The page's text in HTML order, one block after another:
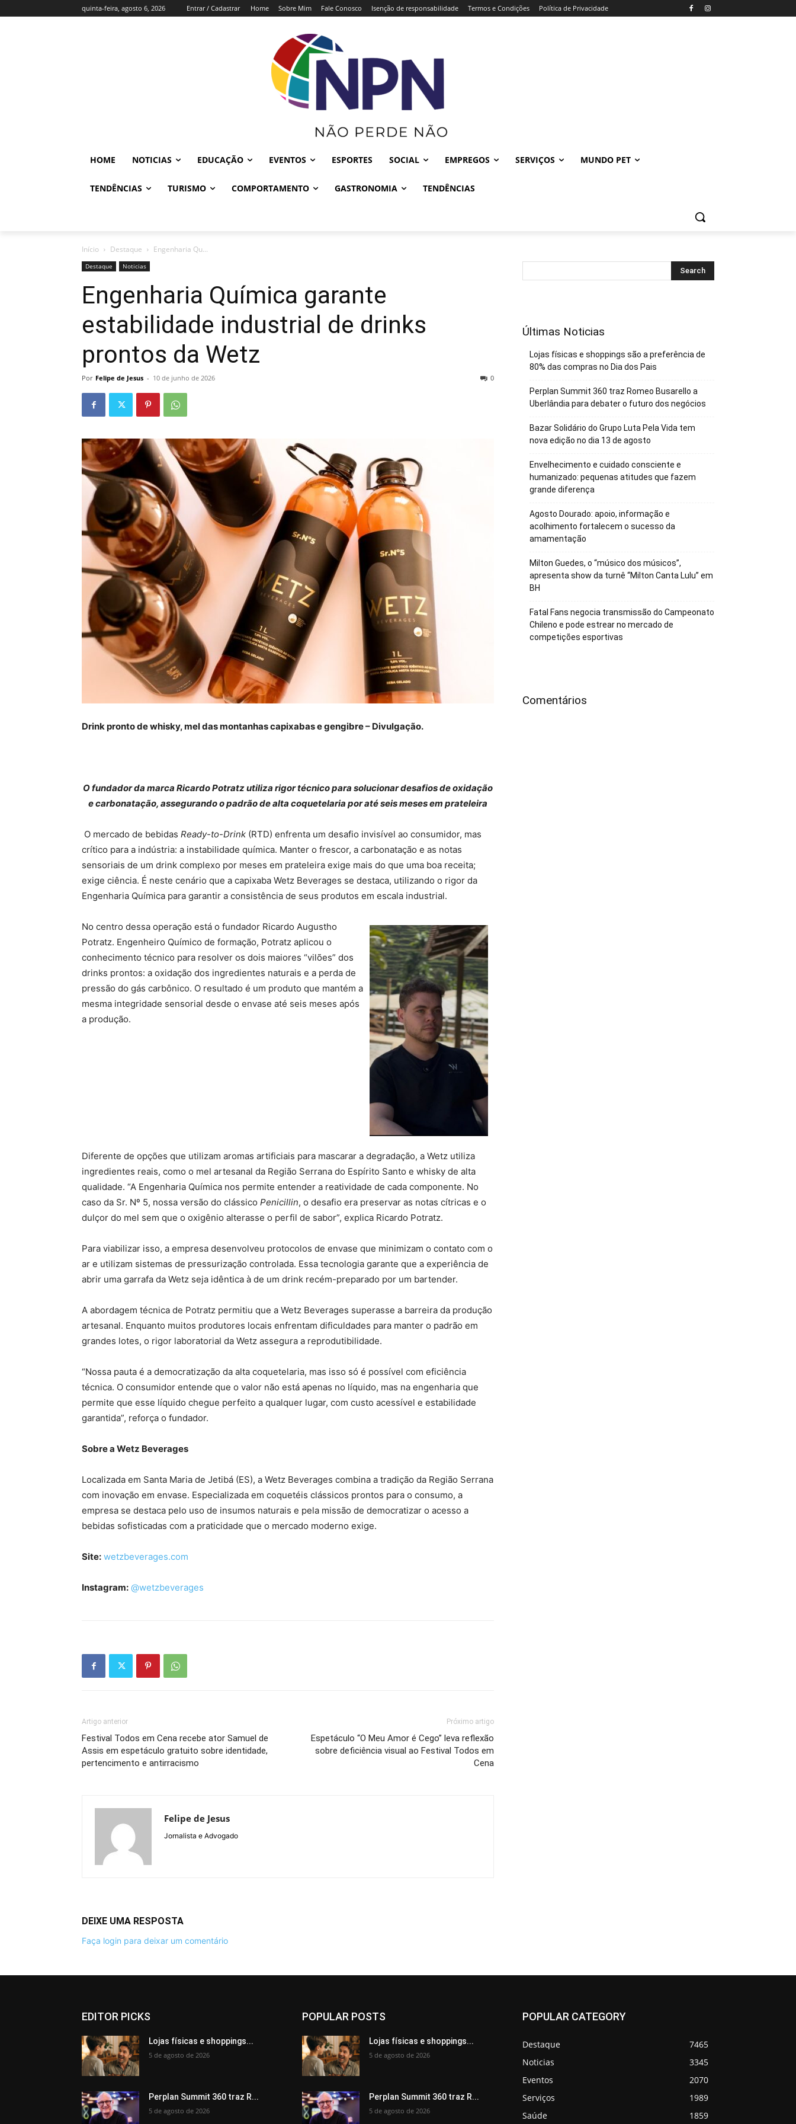
quinta-feira, agosto 6, 2026 Entrar / Cadastrar Home Sobre Mim Fale Conosco Isenção de responsabilidade Termos e Condições Política de Privacidade
HOME NOTICIAS EDUCAÇÃO EVENTOS ESPORTES SOCIAL EMPREGOS SERVIÇOS MUNDO PET
TENDÊNCIAS TURISMO COMPORTAMENTO GASTRONOMIA TENDÊNCIAS
Início Destaque Engenharia Qu...
Destaque Noticias
Engenharia Química garante
estabilidade industrial de drinks
prontos da Wetz
Por Felipe de Jesus - 10 de junho de 2026 0
Drink pronto de whisky, mel das montanhas capixabas e gengibre – Divulgação.
O fundador da marca Ricardo Potratz utiliza rigor técnico para solucionar desafios de oxidação
e carbonatação, assegurando o padrão de alta coquetelaria por até seis meses em prateleira
O mercado de bebidas Ready-to-Drink (RTD) enfrenta um desafio invisível ao consumidor, mas
crítico para a indústria: a instabilidade química. Manter o frescor, a carbonatação e as notas
sensoriais de um drink complexo por meses em prateleira exige mais do que uma boa receita;
exige ciência. É neste cenário que a capixaba Wetz Beverages se destaca, utilizando o rigor da
Engenharia Química para garantir a consistência de seus produtos em escala industrial.
No centro dessa operação está o fundador Ricardo Augustho
Potratz. Engenheiro Químico de formação, Potratz aplicou o
conhecimento técnico para resolver os dois maiores “vilões” dos
drinks prontos: a oxidação dos ingredientes naturais e a perda de
pressão do gás carbônico. O resultado é um produto que mantém a
mesma integridade sensorial desde o envase até seis meses após
a produção.
Diferente de opções que utilizam aromas artificiais para mascarar a degradação, a Wetz utiliza
ingredientes reais, como o mel artesanal da Região Serrana do Espírito Santo e whisky de alta
qualidade. “A Engenharia Química nos permite entender a reatividade de cada componente. No
caso da Sr. Nº 5, nossa versão do clássico Penicillin, o desafio era preservar as notas cítricas e o
dulçor do mel sem que o oxigênio alterasse o perfil de sabor”, explica Ricardo Potratz.
Para viabilizar isso, a empresa desenvolveu protocolos de envase que minimizam o contato com o
ar e utilizam sistemas de pressurização controlada. Essa tecnologia garante que a experiência de
abrir uma garrafa da Wetz seja idêntica à de um drink recém-preparado por um bartender.
A abordagem técnica de Potratz permitiu que a Wetz Beverages superasse a barreira da produção
artesanal. Enquanto muitos produtores locais enfrentam dificuldades para manter o padrão em
grandes lotes, o rigor laboratorial da Wetz assegura a reprodutibilidade.
“Nossa pauta é a democratização da alta coquetelaria, mas isso só é possível com eficiência
técnica. O consumidor entende que o valor não está apenas no líquido, mas na engenharia que
permite que esse líquido chegue perfeito a qualquer lugar, com custo acessível e estabilidade
garantida”, reforça o fundador.
Sobre a Wetz Beverages
Localizada em Santa Maria de Jetibá (ES), a Wetz Beverages combina a tradição da Região Serrana
com inovação em envase. Especializada em coquetéis clássicos prontos para o consumo, a
empresa se destaca pelo uso de insumos naturais e pela missão de democratizar o acesso a
bebidas sofisticadas com a praticidade que o mercado moderno exige.
Site: wetzbeverages.com
Instagram: @wetzbeverages
Artigo anterior
Festival Todos em Cena recebe ator Samuel de
Assis em espetáculo gratuito sobre identidade,
pertencimento e antirracismo
Próximo artigo
Espetáculo “O Meu Amor é Cego” leva reflexão
sobre deficiência visual ao Festival Todos em
Cena
Felipe de Jesus
Jornalista e Advogado
DEIXE UMA RESPOSTA
Faça login para deixar um comentário
Últimas Noticias
Lojas físicas e shoppings são a preferência de
80% das compras no Dia dos Pais
Perplan Summit 360 traz Romeo Busarello a
Uberlândia para debater o futuro dos negócios
Bazar Solidário do Grupo Luta Pela Vida tem
nova edição no dia 13 de agosto
Envelhecimento e cuidado consciente e
humanizado: pequenas atitudes que fazem
grande diferença
Agosto Dourado: apoio, informação e
acolhimento fortalecem o sucesso da
amamentação
Milton Guedes, o “músico dos músicos”,
apresenta show da turnê “Milton Canta Lulu” em
BH
Fatal Fans negocia transmissão do Campeonato
Chileno e pode estrear no mercado de
competições esportivas
Comentários
EDITOR PICKS
Lojas físicas e shoppings...
5 de agosto de 2026
Perplan Summit 360 traz R...
5 de agosto de 2026
POPULAR POSTS
Lojas físicas e shoppings...
5 de agosto de 2026
Perplan Summit 360 traz R...
5 de agosto de 2026
POPULAR CATEGORY
Destaque
7465
Noticias
3345
Eventos
2070
Serviços
1989
Saúde
1859